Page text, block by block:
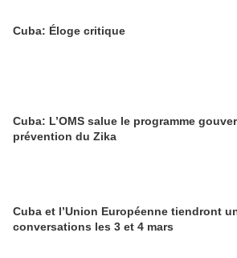
Cuba: Éloge critique
Cuba: L’OMS salue le programme
prévention du Zika
Cuba et l’Union Européenne tiendront
conversations les 3 et 4 mars